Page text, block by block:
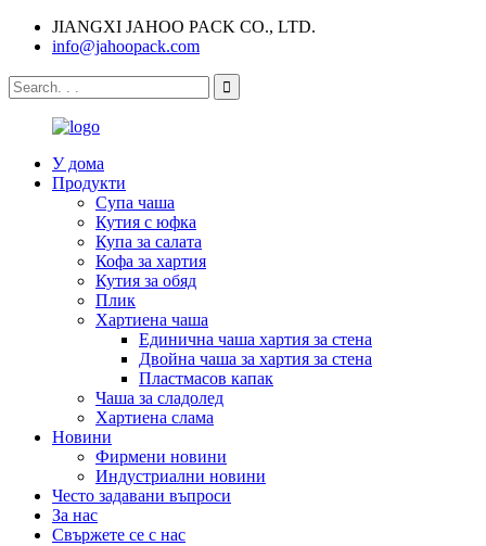
JIANGXI JAHOO PACK CO., LTD.
info@jahoopack.com
У дома
Продукти
Супа чаша
Кутия с юфка
Купа за салата
Кофа за хартия
Кутия за обяд
Плик
Хартиена чаша
Единична чаша хартия за стена
Двойна чаша за хартия за стена
Пластмасов капак
Чаша за сладолед
Хартиена слама
Новини
Фирмени новини
Индустриални новини
Често задавани въпроси
За нас
Свържете се с нас